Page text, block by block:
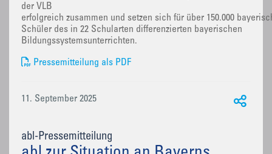
der VLB
erfolgreich zusammen und setzen sich für über 150.000
Schüler des in 22 Schularten differenzierten bayerischen
Bildungssystemsunterrichten.
Pressemitteilung als PDF
11. September 2025
abl-Pressemitteilung